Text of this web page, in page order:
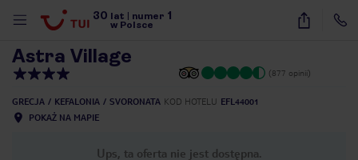
30 lat numer 1
w Polsce
27
Astra Village
(877 opinii)
GRECJA KEFALONIA SVORONATA KOD HOTELU EFL44001
POKAŻ NA MAPIE
Ups, ta oferta nie jest dostępna.